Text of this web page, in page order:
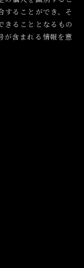
することができ、そ
きることとなるもの
が含まれる情報を意